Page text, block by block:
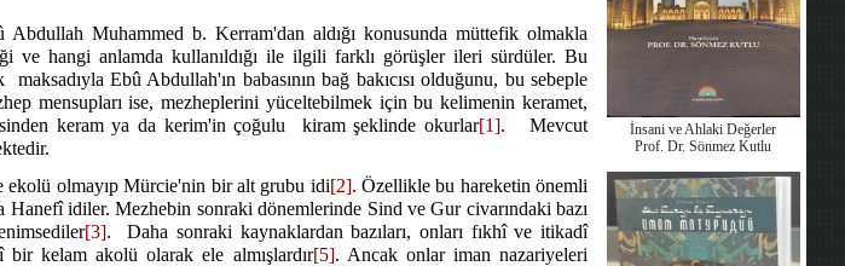
Abdullah Muhammed b. Kerram'dan aldığı konusunda müttefik olmakla
ve hangi anlamda kullanıldığı ile ilgili farklı görüşler ileri sürdüler. Bu
maksadıyla Ebû Abdullah'ın babasının bağ bakıcısı olduğunu, bu sebeple
mensupları ise, mezheplerini yüceltebilmek için bu kelimenin keramet,
keram ya da kerim'in çoğulu
kiram şeklinde okurlar[1].
Mevcut
ekolü olmayıp Mürcie'nin bir alt grubu idi[2]. Özellikle bu hareketin önemli
Hanefî idiler. Mezhebin sonraki dönemlerinde Sind ve Gur civarındaki bazı
[3].
Daha sonraki kaynaklardan bazıları, onları fıkhî ve itikadî
bir kelam akolü olarak ele almışlardır[5]. Ancak onlar iman nazariyeleri
İnsani ve Ahlaki Değerler
Prof. Dr. Sönmez Kutlu